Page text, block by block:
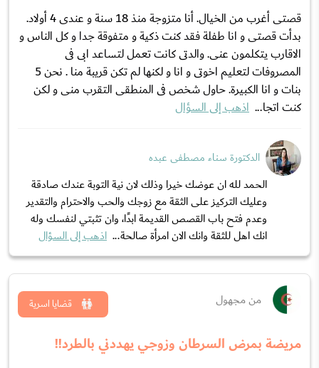
قصتى أغرب من الخيال. أنا متزوجة منذ 18 سنة و عندى 4 أولاد.
بدأت قصتى و انا طفلة فقد كنت ذكية و متفوقة جدا و كل الناس و
الاقارب يتكلمون عنى. والدتى كانت تعمل لتساعد ابى فى
المصروفات لتعليم اخوتى و انا و لكنها لم تكن قريبة منا . نحن 5
بنات و انا الكبيرة. حاول شخص فى المنطقى التقرب منى و لكن
كنت اتجا... اذهب إلى السؤال
الدكتورة سناء مصطفى عبده
الحمد لله ان عوضك خيرا وذلك لان نية التوبة عندك صادقة
وعليك التركيز على الثقة مع زوجك والحب والاحترام والتقدير
وعدم فتح باب القصص القديمة ابدًا، وان تثبتي لنفسك وله
انك اهل للثقة وانك الان امرأة صالحة... اذهب إلى السؤال
من مجهول
مريضة بمرض السرطان وزوجي يهددني بالطرد!!
قضايا اسرية